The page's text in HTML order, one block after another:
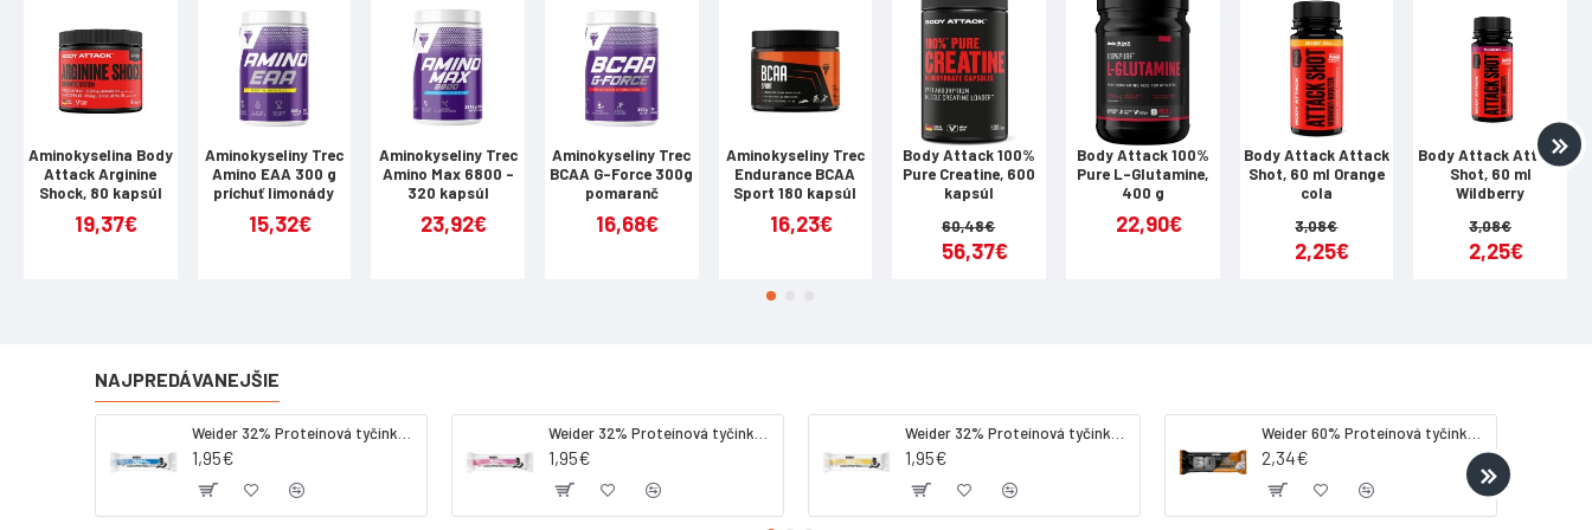
elektrolyty na podporu hydratácie a proti kŕčom
vynikajúca osviežujúca chuť
NUTRIČNÉ HODNOTY
| | Na 100 g prášku | Na 1 dávku (40 g prášku) | Energia | 1559 kJ/367 kcal | 624 kJ/147 kcal | Tuky | 0 g | 0 g | - z toho nasýtené | 0 g | 0 g | Sacharidy
| 60 g | 24 g | - z toho cukry | 1,9 g | 0,8 g | Bielkoviny | 26 g | 10,3 g | Soľ | 0,5 g | 0,2 g | Vápnik | 347 mg | 139 mg | Magnézium (horčík) | 161 mg | 64 mg
| Aminokyselinový profil | Na 100 g prášku | Na 1 dávku (40 g prášku) | L-glutamín | 3750 mg | 1500 mg | L-histidín | 400 mg | 160 mg | L-izoleucín |
3750 mg | 1500 mg | L-leucín | 7000 mg | 3000 mg | L-lyzín | 2575 mg | 1030 mg | L-metionín | 375 mg | 150 mg | L-fenylalanín | 2000 mg | 800 mg |
L-treonín | 1150 mg | 460 mg | L-tryptofán | 500 mg | 200 mg | L-valín | 3750 mg | 1500 mg
K, sukralóza, glykozidy stévie;
1 dávku (40 g prášku) rozmiešaj v 500 ml studenej vody. Užívaj tesne pred a počas výkonu.
Aminokyselina Body
Attack Arginine
Shock, 80 kapsúl
19,37€
Aminokyseliny Trec
Amino EAA 300 g
príchuť limonády
15,32€
Aminokyseliny Trec
Amino Max 6800 -
320 kapsúl
23,92€
Aminokyseliny Trec
BCAA G-Force 300g
pomaranč
16,68€
Aminokyseliny Trec
Endurance BCAA
Sport 180 kapsúl
16,23€
Body Attack 100%
Pure Creatine, 600
kapsúl
56,37€
60,48€
Body Attack 100%
Pure L-Glutamine,
400 g
22,90€
Body Attack Attack
Shot, 60 ml Orange
cola
2,25€
3,08€
Body Attack Attack
Shot, 60 ml
Wildberry
2,25€
3,08€
NAJPREDÁVANEJŠIE
1,95€ 1,95€ 1,95€ 2,34€